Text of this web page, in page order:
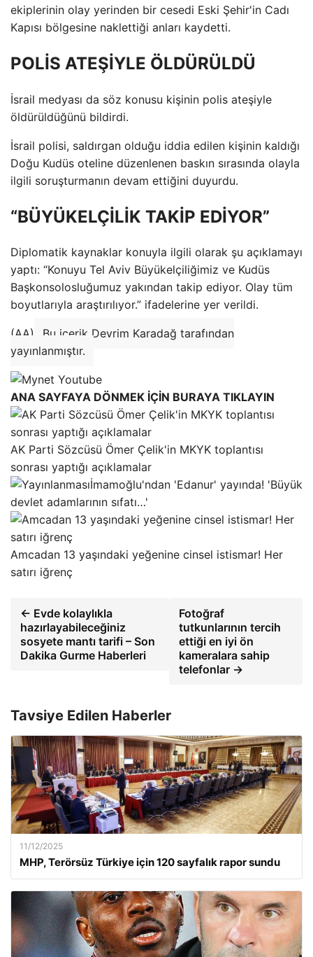
ekiplerinin olay yerinden bir cesedi Eski Şehir'in Cadı
Kapısı bölgesine naklettiği anları kaydetti.
POLİS ATEŞİYLE ÖLDÜRÜLDÜ
İsrail medyası da söz konusu kişinin polis ateşiyle
öldürüldüğünü bildirdi.
İsrail polisi, saldırgan olduğu iddia edilen kişinin kaldığı
Doğu Kudüs oteline düzenlenen baskın sırasında olayla
ilgili soruşturmanın devam ettiğini duyurdu.
“BÜYÜKELÇİLİK TAKİP EDİYOR”
Diplomatik kaynaklar konuyla ilgili olarak şu açıklamayı
yaptı: “Konuyu Tel Aviv Büyükelçiliğimiz ve Kudüs
Başkonsolosluğumuz yakından takip ediyor. Olay tüm
boyutlarıyla araştırılıyor.” ifadelerine yer verildi.
(AA)
Bu içerik Devrim Karadağ tarafından
yayınlanmıştır.
ANA SAYFAYA DÖNMEK İÇİN BURAYA TIKLAYIN
AK Parti Sözcüsü Ömer Çelik'in MKYK toplantısı
sonrası yaptığı açıklamalar
İmamoğlu'ndan 'Edanur' yayında! 'Büyük
devlet adamlarının sıfatı…'
Amcadan 13 yaşındaki yeğenine cinsel istismar! Her
satırı iğrenç
← Evde kolaylıkla
hazırlayabileceğiniz
sosyete mantı tarifi – Son
Dakika Gurme Haberleri
Fotoğraf
tutkunlarının tercih
ettiği en iyi ön
kameralara sahip
telefonlar →
Tavsiye Edilen Haberler
11/12/2025
MHP, Terörsüz Türkiye için 120 sayfalık rapor sundu